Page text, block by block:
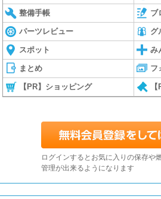
整備手帳 ブ
パーツレビュー グ
スポット み
まとめ フ
【PR】ショッピング
ログインするとお気に入りの保存や
管理が出来るようになります